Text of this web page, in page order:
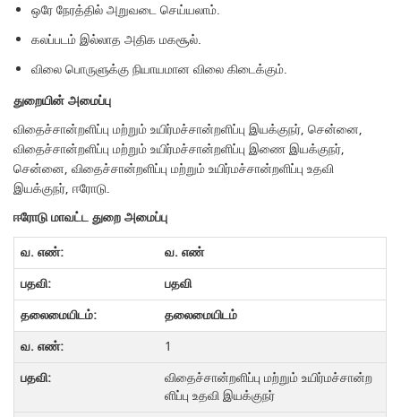
ஒரே நேரத்தில் அறுவடை செய்யலாம்.
கலப்படம் இல்லாத அதிக மகசூல்.
விலை பொருளுக்கு நியாயமான விலை கிடைக்கும்.
துறையின் அமைப்பு
விதைச்சான்றளிப்பு மற்றும் உயிர்மச்சான்றளிப்பு இயக்குநர், சென்னை,
விதைச்சான்றளிப்பு மற்றும் உயிர்மச்சான்றளிப்பு இணை இயக்குநர்,
சென்னை, விதைச்சான்றளிப்பு மற்றும் உயிர்மச்சான்றளிப்பு உதவி
இயக்குநர், ஈரோடு.
ஈரோடுமாவட்ட துறை அமைப்பு
வ.எண்
பதவி
தலைமையிடம்
1
விதைச்சான்றளிப்பு மற்றும் உயிர்மச்சான்ற
ளிப்பு உதவி இயக்குநர்